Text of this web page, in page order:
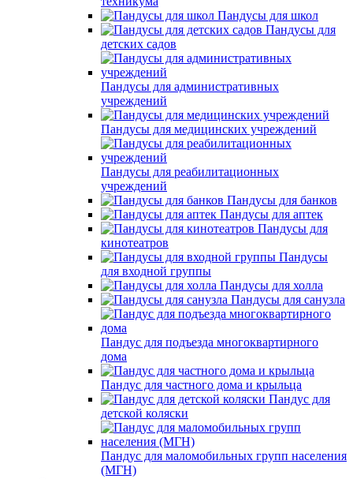
Пандусы для школ
Пандусы для
детских садов
Пандусы для административных
учреждений
Пандусы для медицинских учреждений
Пандусы для реабилитационных
учреждений
Пандусы для банков
Пандусы для аптек
Пандусы для
кинотеатров
Пандусы
для входной группы
Пандусы для холла
Пандусы для санузла
Пандус для подъезда многоквартирного
дома
Пандус для частного дома и крыльца
Пандус для
детской коляски
Пандус для маломобильных групп населения
(МГН)